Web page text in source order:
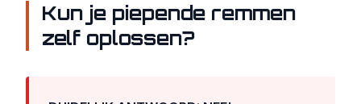
Kun je piepende remmen
zelf oplossen?